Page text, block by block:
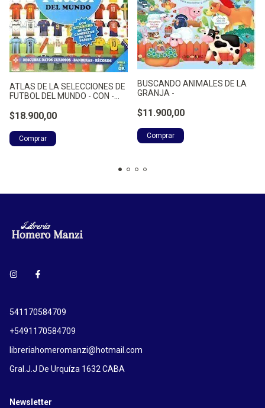
ATLAS DE LA SELECCIONES DE
FUTBOL DEL MUNDO - CON -
$18.900,00
BUSCANDO ANIMALES DE LA
GRANJA -
$11.900,00
541170584709
+5491170584709
libreriahomeromanzi@hotmail.com
Gral.J.J De Urquíza 1632 CABA
Newsletter